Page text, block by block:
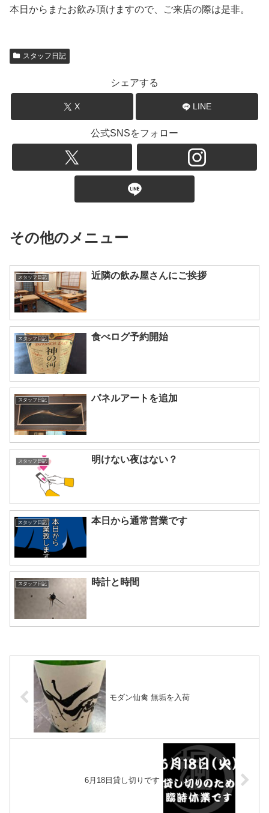
本日からまたお飲み頂けますので、ご来店の際は是非。
スタッフ日記
シェアする
X LINE
公式SNSをフォロー
その他のメニュー
スタッフ日記 近隣の飲み屋さんにご挨拶
スタッフ日記 食べログ予約開始
スタッフ日記 パネルアートを追加
スタッフ日記 明けない夜はない？
スタッフ日記 本日から通常営業です
スタッフ日記 時計と時間
モダン仙禽 無垢を入荷
6月18日貸し切りです